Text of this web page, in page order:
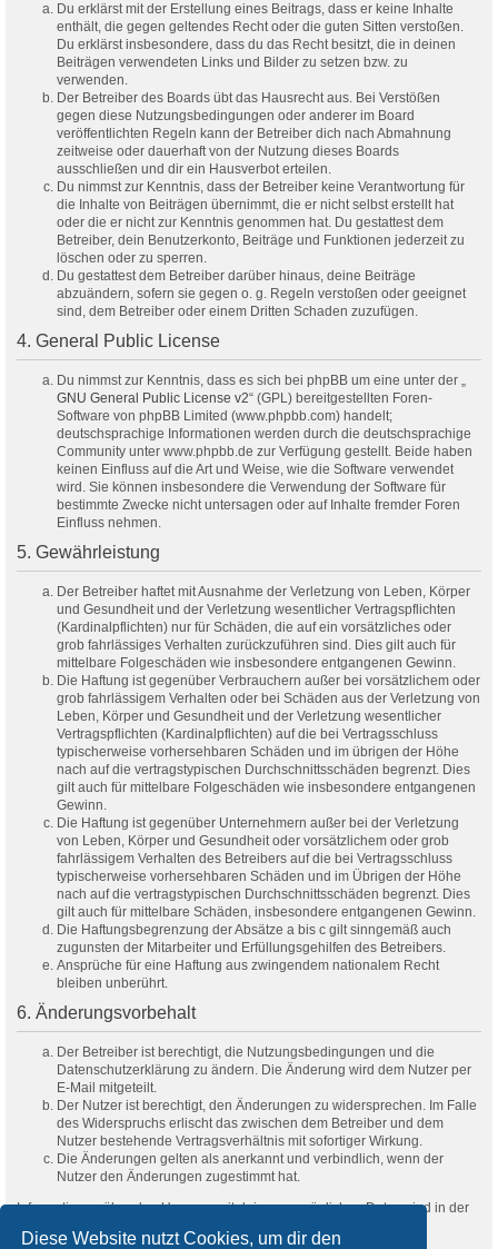
Diese Website nutzt Cookies, um dir den
Du erklärst mit der Erstellung eines Beitrags, dass er keine Inhalte
enthält, die gegen geltendes Recht oder die guten Sitten verstoßen.
Du erklärst insbesondere, dass du das Recht besitzt, die in deinen
Beiträgen verwendeten Links und Bilder zu setzen bzw. zu
verwenden.
Der Betreiber des Boards übt das Hausrecht aus. Bei Verstößen
gegen diese Nutzungsbedingungen oder anderer im Board
veröffentlichten Regeln kann der Betreiber dich nach Abmahnung
zeitweise oder dauerhaft von der Nutzung dieses Boards
ausschließen und dir ein Hausverbot erteilen.
Du nimmst zur Kenntnis, dass der Betreiber keine Verantwortung für
die Inhalte von Beiträgen übernimmt, die er nicht selbst erstellt hat
oder die er nicht zur Kenntnis genommen hat. Du gestattest dem
Betreiber, dein Benutzerkonto, Beiträge und Funktionen jederzeit zu
löschen oder zu sperren.
Du gestattest dem Betreiber darüber hinaus, deine Beiträge
abzuändern, sofern sie gegen o. g. Regeln verstoßen oder geeignet
sind, dem Betreiber oder einem Dritten Schaden zuzufügen.
4. General Public License
Du nimmst zur Kenntnis, dass es sich bei phpBB um eine unter der „
GNU General Public License v2“ (GPL) bereitgestellten Foren-
Software von phpBB Limited (www.phpbb.com) handelt;
deutschsprachige Informationen werden durch die deutschsprachige
Community unter www.phpbb.de zur Verfügung gestellt. Beide haben
keinen Einfluss auf die Art und Weise, wie die Software verwendet
wird. Sie können insbesondere die Verwendung der Software für
bestimmte Zwecke nicht untersagen oder auf Inhalte fremder Foren
Einfluss nehmen.
5. Gewährleistung
Der Betreiber haftet mit Ausnahme der Verletzung von Leben, Körper
und Gesundheit und der Verletzung wesentlicher Vertragspflichten
(Kardinalpflichten) nur für Schäden, die auf ein vorsätzliches oder
grob fahrlässiges Verhalten zurückzuführen sind. Dies gilt auch für
mittelbare Folgeschäden wie insbesondere entgangenen Gewinn.
Die Haftung ist gegenüber Verbrauchern außer bei vorsätzlichem oder
grob fahrlässigem Verhalten oder bei Schäden aus der Verletzung von
Leben, Körper und Gesundheit und der Verletzung wesentlicher
Vertragspflichten (Kardinalpflichten) auf die bei Vertragsschluss
typischerweise vorhersehbaren Schäden und im übrigen der Höhe
nach auf die vertragstypischen Durchschnittsschäden begrenzt. Dies
gilt auch für mittelbare Folgeschäden wie insbesondere entgangenen
Gewinn.
Die Haftung ist gegenüber Unternehmern außer bei der Verletzung
von Leben, Körper und Gesundheit oder vorsätzlichem oder grob
fahrlässigem Verhalten des Betreibers auf die bei Vertragsschluss
typischerweise vorhersehbaren Schäden und im Übrigen der Höhe
nach auf die vertragstypischen Durchschnittsschäden begrenzt. Dies
gilt auch für mittelbare Schäden, insbesondere entgangenen Gewinn.
Die Haftungsbegrenzung der Absätze a bis c gilt sinngemäß auch
zugunsten der Mitarbeiter und Erfüllungsgehilfen des Betreibers.
Ansprüche für eine Haftung aus zwingendem nationalem Recht
bleiben unberührt.
6. Änderungsvorbehalt
Der Betreiber ist berechtigt, die Nutzungsbedingungen und die
Datenschutzerklärung zu ändern. Die Änderung wird dem Nutzer per
E-Mail mitgeteilt.
Der Nutzer ist berechtigt, den Änderungen zu widersprechen. Im Falle
des Widerspruchs erlischt das zwischen dem Betreiber und dem
Nutzer bestehende Vertragsverhältnis mit sofortiger Wirkung.
Die Änderungen gelten als anerkannt und verbindlich, wenn der
Nutzer den Änderungen zugestimmt hat.
Informationen über den Umgang mit deinen persönlichen Daten sind in der